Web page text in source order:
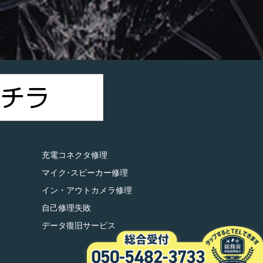
充電コネクタ修理
マイク･スピーカー修理
イン・アウトカメラ修理
自己修理失敗
データ復旧サービス